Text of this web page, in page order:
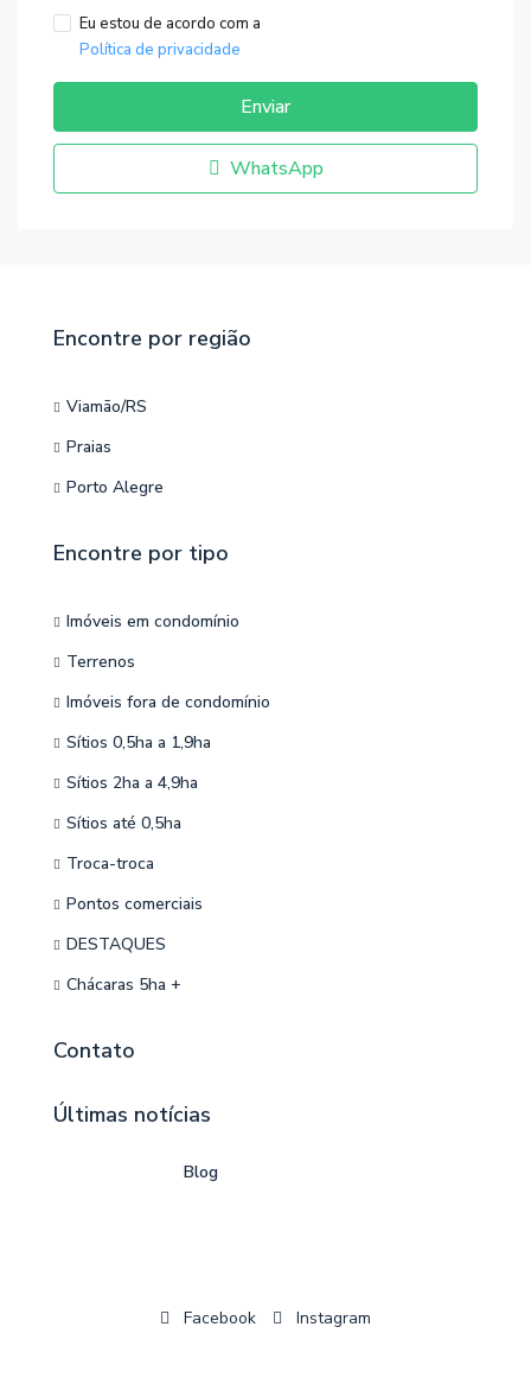
Eu estou de acordo com a
Política de privacidade
Enviar
WhatsApp
Encontre por região
Viamão/RS
Praias
Porto Alegre
Encontre por tipo
Imóveis em condomínio
Terrenos
Imóveis fora de condomínio
Sítios 0,5ha a 1,9ha
Sítios 2ha a 4,9ha
Sítios até 0,5ha
Troca-troca
Pontos comerciais
DESTAQUES
Chácaras 5ha +
Contato
Últimas notícias
Blog
Facebook Instagram